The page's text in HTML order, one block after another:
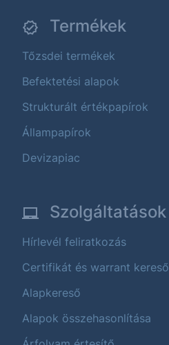
Termékek
Tőzsdei termékek
Befektetési alapok
Strukturált értékpapírok
Állampapírok
Devizapiac
Szolgáltatások
Hírlevél feliratkozás
Certifikát és warrant kereső
Alapkereső
Alapok összehasonlítása